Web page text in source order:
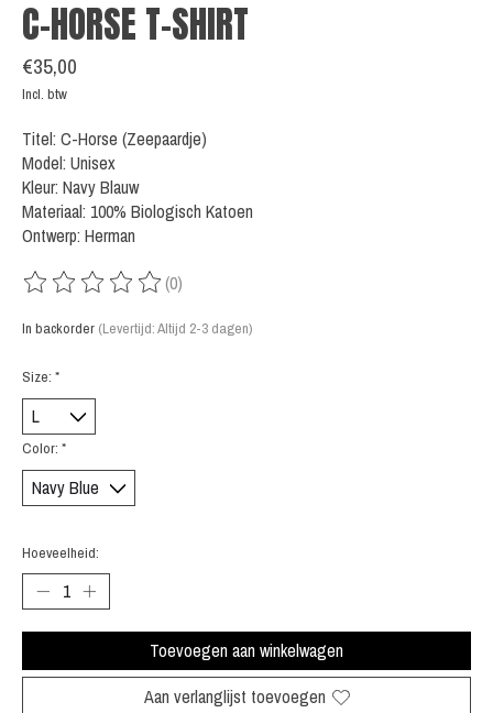
C-HORSE T-SHIRT
€35,00
Incl. btw
Titel: C-Horse (Zeepaardje)
Model: Unisex
Kleur: Navy Blauw
Materiaal: 100% Biologisch Katoen
Ontwerp: Herman
De beoordeling van dit product is
(0)
In backorder (Levertijd: Altijd 2-3 dagen)
Size: *
Color: *
Hoeveelheid:
Toevoegen aan winkelwagen
Aan verlanglijst toevoegen